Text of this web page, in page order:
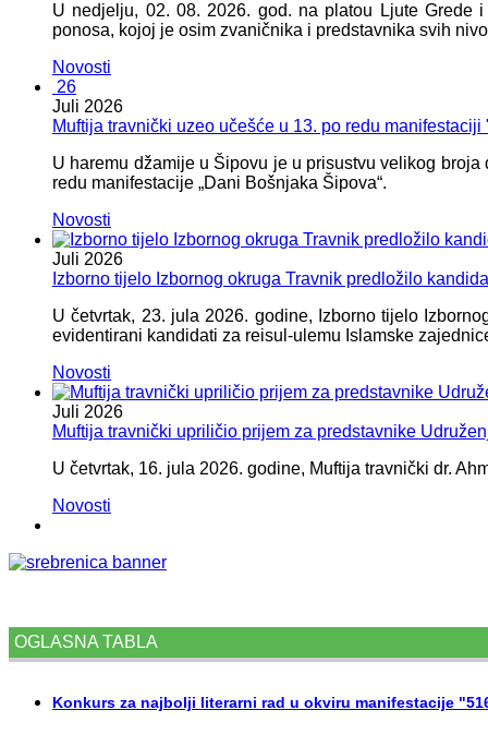
U nedjelju, 02. 08. 2026. god. na platou Ljute
ponosa, kojoj je osim zvaničnika i predstavnika svih
Novosti
26
Juli 2026
Muftija travnički uzeo učešće u 13. po redu
U haremu džamije u Šipovu je u prisustvu velikog
redu manifestacije „Dani Bošnjaka Šipova“.
Novosti
Juli 2026
Izborno tijelo Izbornog okruga Travnik predložilo
U četvrtak, 23. jula 2026. godine, Izborno tijelo
evidentirani kandidati za reisul-ulemu Islamske
Novosti
Juli 2026
Muftija travnički upriličio prijem za predstavnike
U četvrtak, 16. jula 2026. godine, Muftija travnički dr.
Novosti
OGLASNA TABLA
Konkurs za najbolji literarni rad u okviru manifestacije